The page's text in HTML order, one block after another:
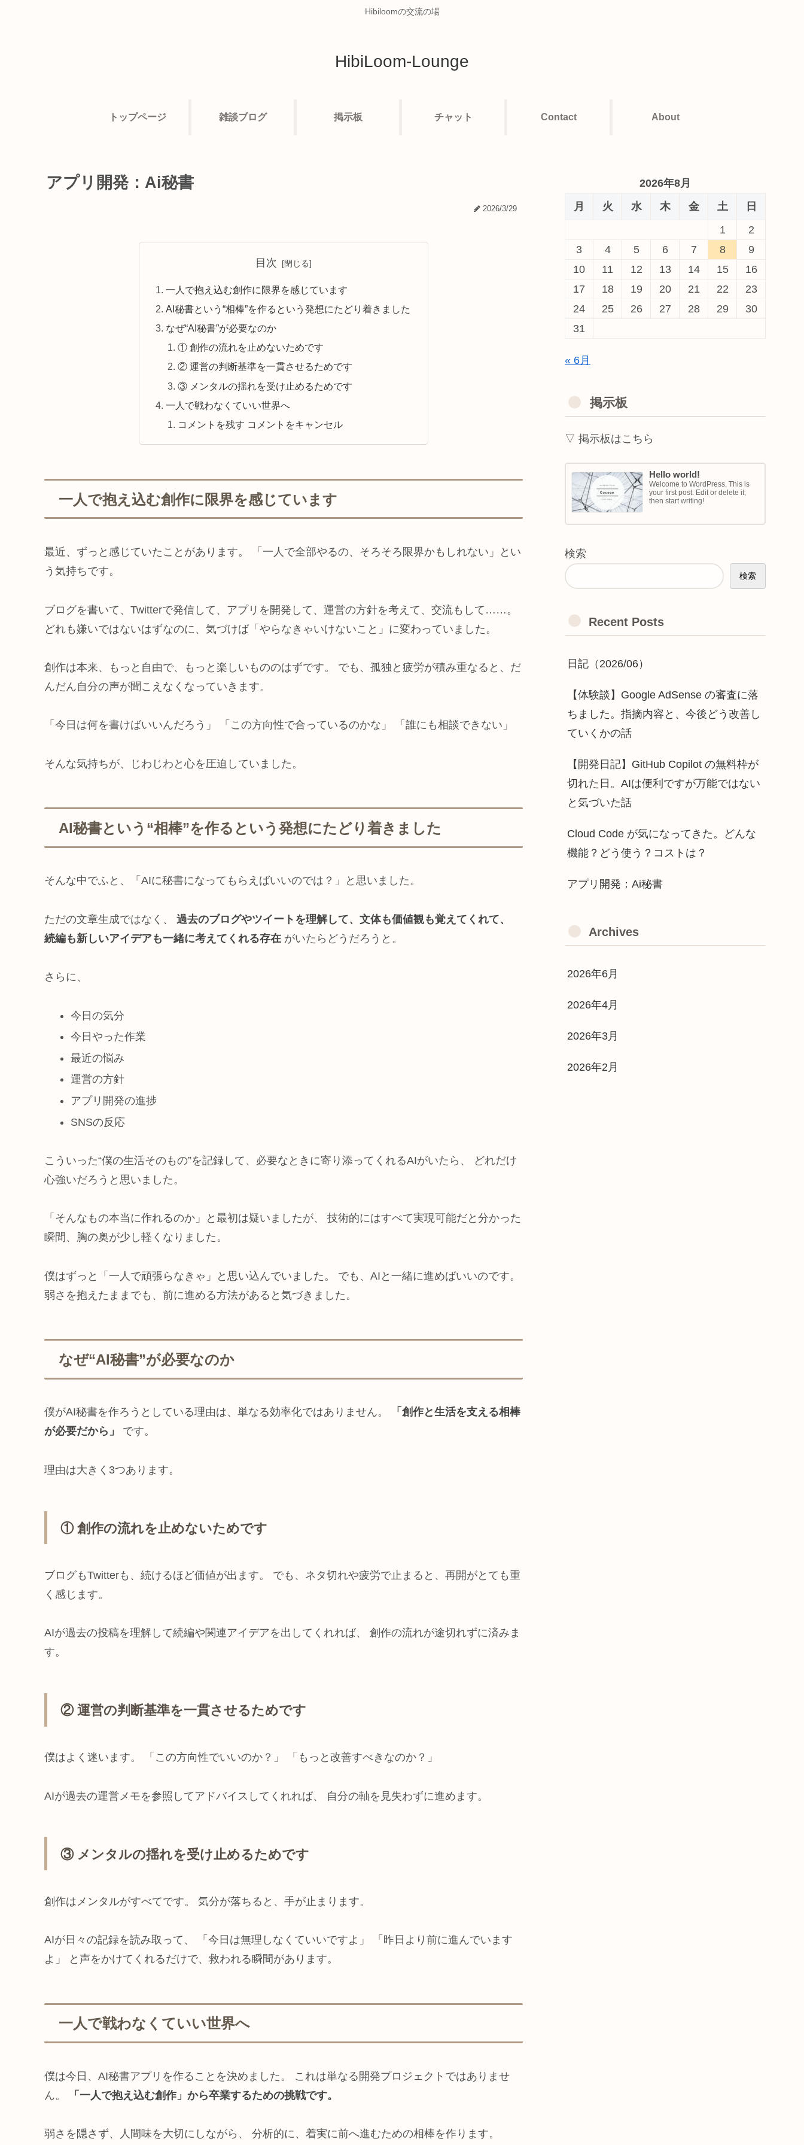
Hibiloomの交流の場
HibiLoom-Lounge
トップページ 雑談ブログ 掲示板 チャット Contact About
アプリ開発：Ai秘書
2026/3/29
目次
一人で抱え込む創作に限界を感じています
AI秘書という“相棒”を作るという発想にたどり着きました
なぜ“AI秘書”が必要なのか
① 創作の流れを止めないためです
② 運営の判断基準を一貫させるためです
③ メンタルの揺れを受け止めるためです
一人で戦わなくていい世界へ
コメントを残す コメントをキャンセル
一人で抱え込む創作に限界を感じています
最近、ずっと感じていたことがあります。 「一人で全部やるの、そろそろ限界かもしれない」とい
う気持ちです。
ブログを書いて、Twitterで発信して、アプリを開発して、運営の方針を考えて、交流もして……。
どれも嫌いではないはずなのに、気づけば「やらなきゃいけないこと」に変わっていました。
創作は本来、もっと自由で、もっと楽しいもののはずです。 でも、孤独と疲労が積み重なると、だ
んだん自分の声が聞こえなくなっていきます。
「今日は何を書けばいいんだろう」 「この方向性で合っているのかな」 「誰にも相談できない」
そんな気持ちが、じわじわと心を圧迫していました。
AI秘書という“相棒”を作るという発想にたどり着きました
そんな中でふと、「AIに秘書になってもらえばいいのでは？」と思いました。
ただの文章生成ではなく、 過去のブログやツイートを理解して、文体も価値観も覚えてくれて、
続編も新しいアイデアも一緒に考えてくれる存在 がいたらどうだろうと。
さらに、
今日の気分
今日やった作業
最近の悩み
運営の方針
アプリ開発の進捗
SNSの反応
こういった“僕の生活そのもの”を記録して、必要なときに寄り添ってくれるAIがいたら、 どれだけ
心強いだろうと思いました。
「そんなもの本当に作れるのか」と最初は疑いましたが、 技術的にはすべて実現可能だと分かった
瞬間、胸の奥が少し軽くなりました。
僕はずっと「一人で頑張らなきゃ」と思い込んでいました。 でも、AIと一緒に進めばいいのです。
弱さを抱えたままでも、前に進める方法があると気づきました。
なぜ“AI秘書”が必要なのか
僕がAI秘書を作ろうとしている理由は、単なる効率化ではありません。
「創作と生活を支える相棒
が必要だから」
です。
理由は大きく3つあります。
① 創作の流れを止めないためです
ブログもTwitterも、続けるほど価値が出ます。 でも、ネタ切れや疲労で止まると、再開がとても重
く感じます。
AIが過去の投稿を理解して続編や関連アイデアを出してくれれば、 創作の流れが途切れずに済みま
す。
② 運営の判断基準を一貫させるためです
僕はよく迷います。 「この方向性でいいのか？」 「もっと改善すべきなのか？」
AIが過去の運営メモを参照してアドバイスしてくれれば、 自分の軸を見失わずに進めます。
③ メンタルの揺れを受け止めるためです
創作はメンタルがすべてです。 気分が落ちると、手が止まります。
AIが日々の記録を読み取って、 「今日は無理しなくていいですよ」 「昨日より前に進んでいます
よ」 と声をかけてくれるだけで、救われる瞬間があります。
一人で戦わなくていい世界へ
僕は今日、AI秘書アプリを作ることを決めました。 これは単なる開発プロジェクトではありませ
ん。
「一人で抱え込む創作」から卒業するための挑戦です。
弱さを隠さず、人間味を大切にしながら、 分析的に、着実に前へ進むための相棒を作ります。
2026年8月
月
火 水 木 金 土
日
1
2
3
4 5 6 7 8
9
10
11 12 13 14 15
16
17
18 19 20 21 22
23
24
25 26 27 28 29
30
31
« 6月
掲示板
▽ 掲示板はこちら
Hello world!
Welcome to WordPress. This is
your first post. Edit or delete it,
then start writing!
検索
検索
Recent Posts
日記（2026/06）
【体験談】Google AdSense の審査に落
ちました。指摘内容と、今後どう改善し
ていくかの話
【開発日記】GitHub Copilot の無料枠が
切れた日。AIは便利ですが万能ではない
と気づいた話
Cloud Code が気になってきた。どんな
機能？どう使う？コストは？
アプリ開発：Ai秘書
Archives
2026年6月
2026年4月
2026年3月
2026年2月